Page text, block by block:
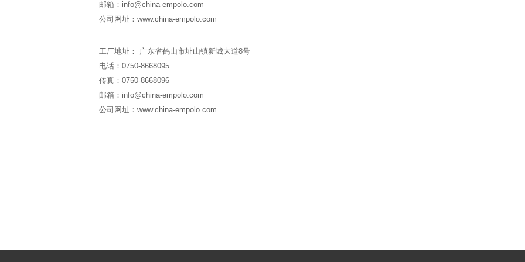
邮箱：info@china-empolo.com
公司网址：www.china-empolo.com
工厂地址： 广东省鹤山市址山镇新城大道8号
电话：0750-8668095
传真：0750-8668096
邮箱：info@china-empolo.com
公司网址：www.china-empolo.com